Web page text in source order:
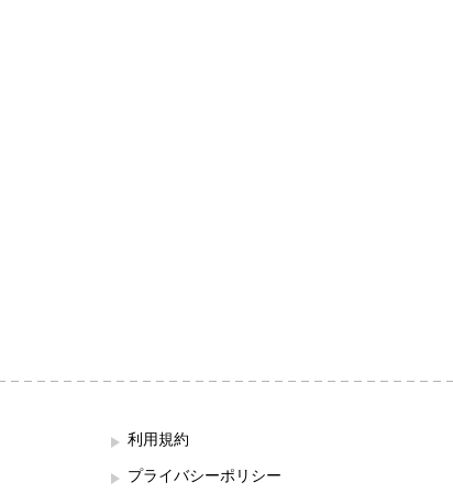
利用規約
プライバシーポリシー